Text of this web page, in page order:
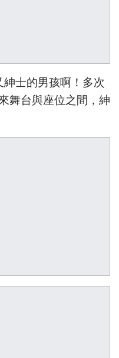
士的男孩啊！多次
舞台與座位之間，紳